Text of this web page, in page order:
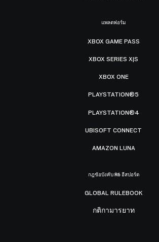
แพลตฟอร์ม
XBOX GAME PASS
XBOX SERIES X|S
XBOX ONE
PLAYSTATION®5
PLAYSTATION®4
UBISOFT CONNECT
AMAZON LUNA
กฎข้อบังคับ R6 อีสปอร์ต
GLOBAL RULEBOOK
กติกามารยาท